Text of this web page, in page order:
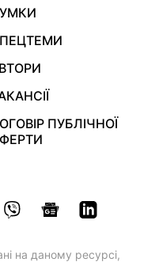
ПУБЛІЧНОЇ
на даному ресурсі,